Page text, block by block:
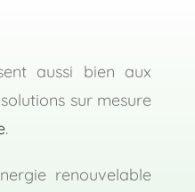
aussi bien aux
sur mesure
.
renouvelable